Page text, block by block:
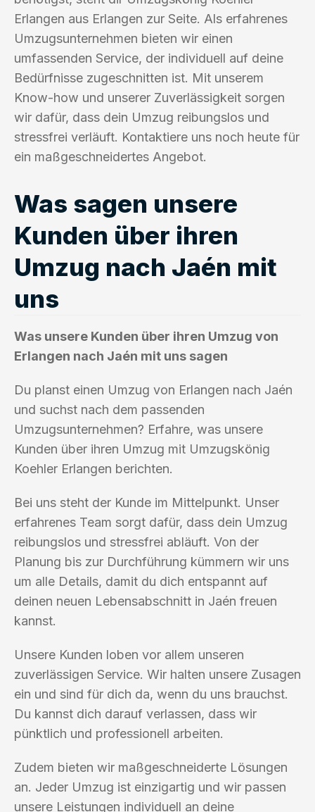
Erlangen aus Erlangen zur Seite. Als erfahrenes
Umzugsunternehmen bieten wir einen
umfassenden Service, der individuell auf deine
Bedürfnisse zugeschnitten ist. Mit unserem
Know-how und unserer Zuverlässigkeit sorgen
wir dafür, dass dein Umzug reibungslos und
stressfrei verläuft. Kontaktiere uns noch heute für
ein maßgeschneidertes Angebot.
Was sagen unsere
Kunden über ihren
Umzug nach Jaén mit
uns
Was unsere Kunden über ihren Umzug von
Erlangen nach Jaén mit uns sagen
Du planst einen Umzug von Erlangen nach Jaén
und suchst nach dem passenden
Umzugsunternehmen? Erfahre, was unsere
Kunden über ihren Umzug mit Umzugskönig
Koehler Erlangen berichten.
Bei uns steht der Kunde im Mittelpunkt. Unser
erfahrenes Team sorgt dafür, dass dein Umzug
reibungslos und stressfrei abläuft. Von der
Planung bis zur Durchführung kümmern wir uns
um alle Details, damit du dich entspannt auf
deinen neuen Lebensabschnitt in Jaén freuen
kannst.
Unsere Kunden loben vor allem unseren
zuverlässigen Service. Wir halten unsere Zusagen
ein und sind für dich da, wenn du uns brauchst.
Du kannst dich darauf verlassen, dass wir
pünktlich und professionell arbeiten.
Zudem bieten wir maßgeschneiderte Lösungen
an. Jeder Umzug ist einzigartig und wir passen
unsere Leistungen individuell an deine